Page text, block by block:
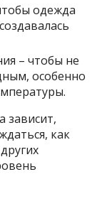
одежда
– чтобы не
особенно
зависит,
как